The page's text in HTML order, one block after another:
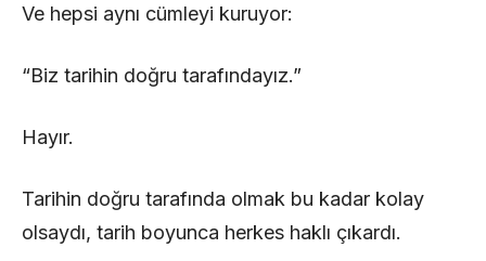
Ve hepsi aynı cümleyi kuruyor:
“Biz tarihin doğru tarafındayız.”
Hayır.
Tarihin doğru tarafında olmak bu kadar kolay
olsaydı, tarih boyunca herkes haklı çıkardı.